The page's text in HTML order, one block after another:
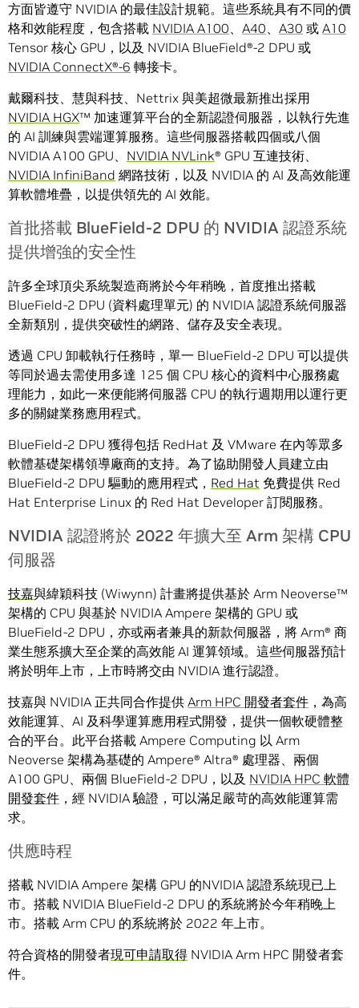
方面皆遵守 NVIDIA 的最佳設計規範。這些系統具有不同的價
格和效能程度，包含搭載 NVIDIA A100、 A40、 A30 或 A10
Tensor 核心 GPU，以及 NVIDIA BlueField®-2 DPU 或
NVIDIA ConnectX®-6 轉接卡。
戴爾科技、慧與科技、Nettrix 與美超微最新推出採用
NVIDIA HGX™ 加速運算平台的全新認證伺服器，以執行先進
的 AI 訓練與雲端運算服務。這些伺服器搭載四個或八個
NVIDIA A100 GPU、 NVIDIA NVLink® GPU 互連技術、
NVIDIA InfiniBand 網路技術，以及 NVIDIA 的 AI 及高效能運
算軟體堆疊，以提供領先的 AI 效能。
首批搭載 BlueField-2 DPU 的 NVIDIA 認證系統
提供增強的安全性
許多全球頂尖系統製造商將於今年稍晚，首度推出搭載
BlueField-2 DPU (資料處理單元) 的 NVIDIA 認證系統伺服器
全新類別，提供突破性的網路、儲存及安全表現。
透過 CPU 卸載執行任務時，單一 BlueField-2 DPU 可以提供
等同於過去需使用多達 125 個 CPU 核心的資料中心服務處
理能力，如此一來便能將伺服器 CPU 的執行週期用以運行更
多的關鍵業務應用程式。
BlueField-2 DPU 獲得包括 RedHat 及 VMware 在內等眾多
軟體基礎架構領導廠商的支持。為了協助開發人員建立由
BlueField-2 DPU 驅動的應用程式， Red Hat 免費提供 Red
Hat Enterprise Linux 的 Red Hat Developer 訂閱服務。
NVIDIA 認證將於 2022 年擴大至 Arm 架構 CPU
伺服器
技嘉與緯穎科技 (Wiwynn) 計畫將提供基於 Arm Neoverse™
架構的 CPU 與基於 NVIDIA Ampere 架構的 GPU 或
BlueField-2 DPU，亦或兩者兼具的新款伺服器，將 Arm® 商
業生態系擴大至企業的高效能 AI 運算領域。這些伺服器預計
將於明年上市，上市時將交由 NVIDIA 進行認證。
技嘉與 NVIDIA 正共同合作提供 Arm HPC 開發者套件 ，為高
效能運算、AI 及科學運算應用程式開發，提供一個軟硬體整
合的平台。此平台搭載 Ampere Computing 以 Arm
Neoverse 架構為基礎的 Ampere® Altra® 處理器、兩個
A100 GPU、兩個 BlueField-2 DPU，以及 NVIDIA HPC 軟體
開發套件 ，經 NVIDIA 驗證，可以滿足嚴苛的高效能運算需
求。
供應時程
搭載 NVIDIA Ampere 架構 GPU 的NVIDIA 認證系統現已上
市。搭載 NVIDIA BlueField-2 DPU 的系統將於今年稍晚上
市。搭載 Arm CPU 的系統將於 2022 年上市。
符合資格的開發者現可申請取得 NVIDIA Arm HPC 開發者套
件。